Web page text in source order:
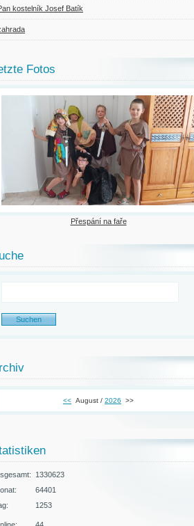
kostelník Josef Batík
Fotos
Přespání na faře
<< August / 2026 >>
1330623
64401
1253